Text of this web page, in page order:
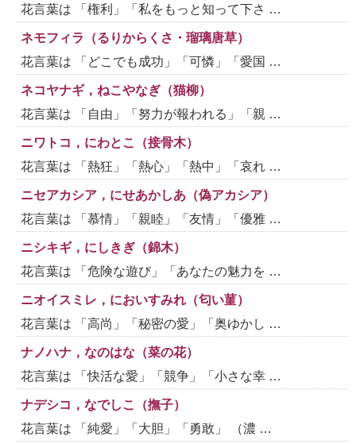
花言葉は 「権利」「私をもっと知って下さ …
ネモフィラ（るりからくさ・瑠璃唐草）
花言葉は 「どこでも成功」「可憐」「愛国 …
ネコヤナギ，ねこやなぎ（猫柳）
花言葉は 「自由」「努力が報われる」「親 …
ニワトコ，にわとこ（接骨木）
花言葉は 「熱狂」「熱心」「熱中」「哀れ …
ニセアカシア，にせあかしあ（偽アカシア）
花言葉は 「慕情」「親睦」「友情」「優雅 …
ニシキギ，にしきぎ（錦木）
花言葉は 「危険な遊び」「あなたの魅力を …
ニオイスミレ，においすみれ（匂い菫）
花言葉は 「高尚」「秘密の愛」「奥ゆかし …
ナノハナ，なのはな（菜の花）
花言葉は 「快活な愛」「競争」「小さな幸 …
ナデシコ，なでしこ（撫子）
花言葉は 「純愛」「大胆」「勇敢」 （濃 …